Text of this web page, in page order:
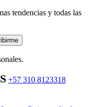
tendencias y todas las
+57 310 8123318